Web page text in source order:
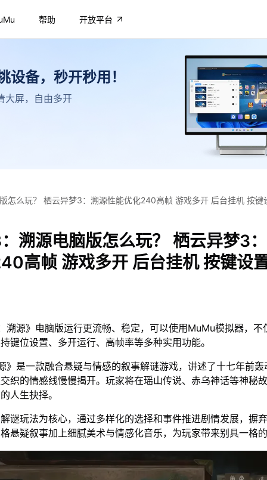
帮助 开放平台
备，秒开秒用！
大屏，自由多开
怎么玩？ 栖云异梦3：溯源性能优化240高帧 游戏多开 后台挂机 按键
溯源电脑版怎么玩？ 栖云异梦3
高帧 游戏多开 后台挂机 按键设
溯源》电脑版运行更流畅、稳定，可以使用MuMu模拟器，不
键位设置、多开运行、高帧率等多种实用功能。
》是一款融合悬疑与情感的叙事解谜游戏，讲述了十七年前轰
织的情感线慢慢揭开。玩家将在瑶山传说、赤乌神话等神秘
人生抉择。
谜玩法为核心，通过多样化的选择和事件推进剧情发展，摒
悬疑叙事加上细腻美术与情感化音乐，为玩家带来别具一格